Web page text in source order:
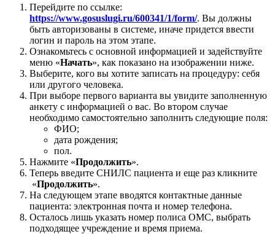
Перейдите по ссылке:
https://www.gosuslugi.ru/600341/1/form/. Вы должны
быть авторизованы в системе, иначе придется ввести
логин и пароль на этом этапе.
Ознакомьтесь с основной информацией и задействуйте
меню «Начать», как показано на изображении ниже.
Выберите, кого вы хотите записать на процедуру: себя
или другого человека.
При выборе первого варианта вы увидите заполненную
анкету с информацией о вас. Во втором случае
необходимо самостоятельно заполнить следующие поля:
ФИО;
дата рождения;
пол.
Нажмите «Продолжить».
Теперь введите СНИЛС пациента и еще раз кликните
«Продолжить».
На следующем этапе вводятся контактные данные
пациента: электронная почта и номер телефона.
Осталось лишь указать номер полиса ОМС, выбрать
подходящее учреждение и время приема.